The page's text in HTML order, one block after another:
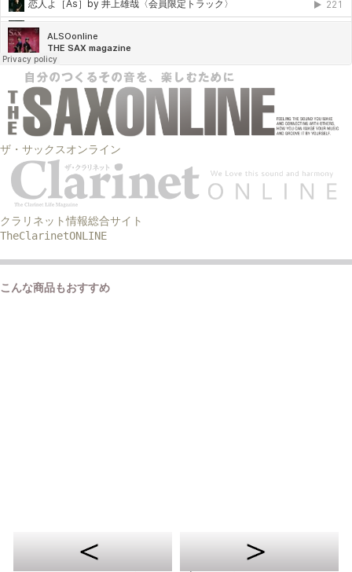
ザ・サックスオンライン
クラリネット情報総合サイト
TheClarinetONLINE
こんな商品もおすすめ